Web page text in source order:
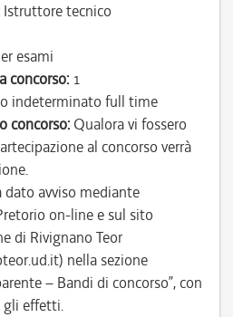
Istruttore tecnico
esami
concorso: 1
indeterminato full time
concorso: Qualora vi fossero
al concorso verrà
dato avviso mediante
on-line e sul sito
di Rivignano Teor
nella sezione
– Bandi di concorso”, con
gli effetti.